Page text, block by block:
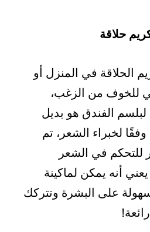
حلاقة
الحلاقة في المنزل أو
للخوف من الزغب،
الفندق هو بديل
وفقًا لخبراء الشعر، تم
في الشعر
أنه يمكن لماكينة
على البشرة وتتركك